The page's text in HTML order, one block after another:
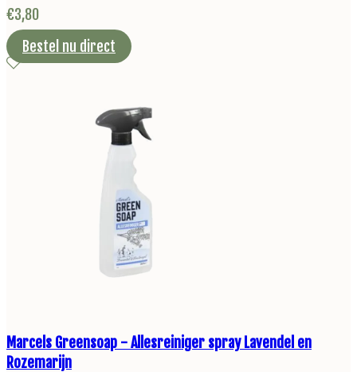
€3,80
Bestel nu direct
Marcels Greensoap - Allesreiniger spray Lavendel en
Rozemarijn